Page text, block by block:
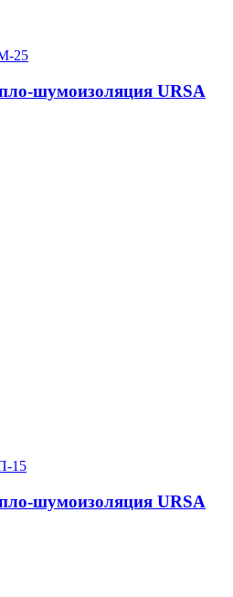
шумоизоляция URSA
шумоизоляция URSA